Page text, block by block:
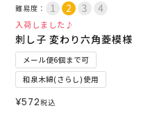
難易度：
入荷しました♪
刺し子 変わり六角菱模様
メール便6個まで可
和泉木綿(さらし)使用
¥572税込